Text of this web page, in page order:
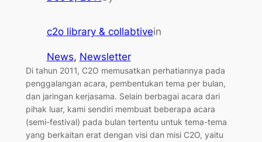
c2o library & collabtivein
News, Newsletter
Di tahun 2011, C2O memusatkan perhatiannya pada
penggalangan acara, pembentukan tema per bulan,
dan jaringan kerjasama. Selain berbagai acara dari
pihak luar, kami sendiri membuat beberapa acara
(semi-festival) pada bulan tertentu untuk tema-tema
yang berkaitan erat dengan visi dan misi C2O, yaitu